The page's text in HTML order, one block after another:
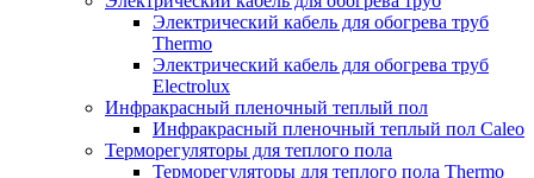
Электрический кабель для обогрева труб
Thermo
Электрический кабель для обогрева труб
Electrolux
Инфракрасный пленочный теплый пол
Инфракрасный пленочный теплый пол Caleo
Терморегуляторы для теплого пола
Терморегуляторы для теплого пола Thermo